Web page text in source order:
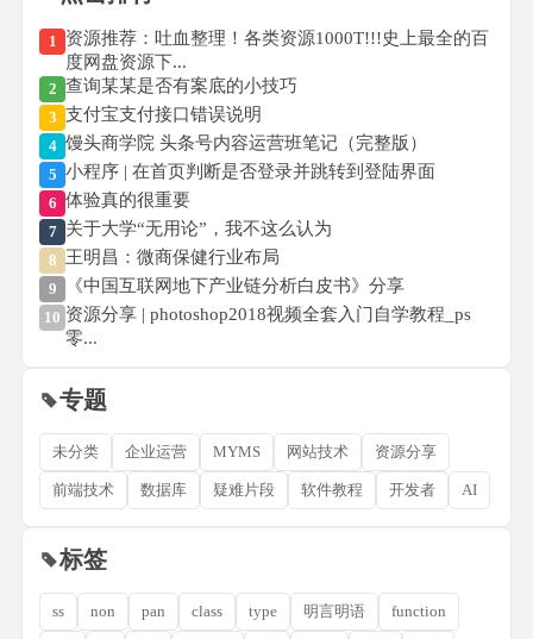
1 资源推荐：吐血整理！各类资源1000T!!!史上最全的百
度网盘资源下...
2 查询某某是否有案底的小技巧
3 支付宝支付接口错误说明
4 馒头商学院 头条号内容运营班笔记（完整版）
5 小程序 | 在首页判断是否登录并跳转到登陆界面
6 体验真的很重要
7 关于大学“无用论”，我不这么认为
8 王明昌：微商保健行业布局
9 《中国互联网地下产业链分析白皮书》分享
10 资源分享 | photoshop2018视频全套入门自学教程_ps
零...
专题
未分类 企业运营 MYMS 网站技术 资源分享
前端技术 数据库 疑难片段 软件教程 开发者 AI
标签
ss non pan class type 明言明语 function